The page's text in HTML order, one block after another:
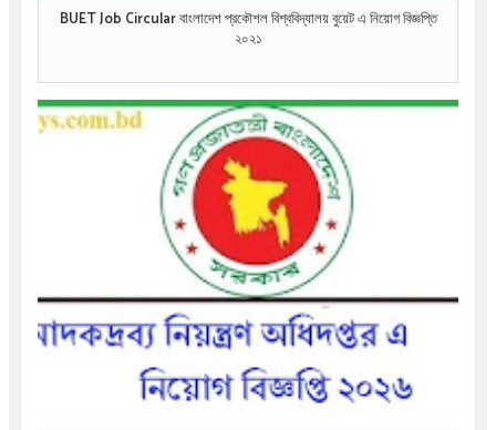
BUET Job Circular বাংলাদেশ প্রকৌশল বিশ্ববিদ্যালয় বুয়েট এ নিয়োগ বিজ্ঞপ্তি
২০২১